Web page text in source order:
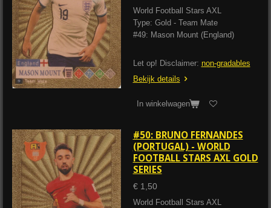
World Football Stars AXL
Type: Gold - Team Mate
#49: Mason Mount (England)
Let op! Disclaimer: non-gradables
Bekijk details
In winkelwagen
#50: BRUNO FERNANDES
(PORTUGAL) - WORLD
FOOTBALL STARS AXL GOLD
SERIES
€ 1,50
World Football Stars AXL